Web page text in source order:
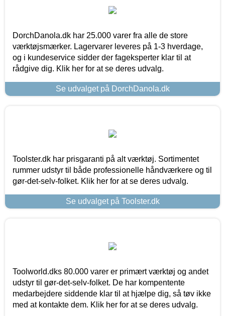
DorchDanola.dk har 25.000 varer fra alle de store
værktøjsmærker. Lagervarer leveres på 1-3 hverdage,
og i kundeservice sidder der fageksperter klar til at
rådgive dig. Klik her for at se deres udvalg.
Se udvalget på DorchDanola.dk
Toolster.dk har prisgaranti på alt værktøj. Sortimentet
rummer udstyr til både professionelle håndværkere og til
gør-det-selv-folket. Klik her for at se deres udvalg.
Se udvalget på Toolster.dk
Toolworld.dks 80.000 varer er primært værktøj og andet
udstyr til gør-det-selv-folket. De har kompentente
medarbejdere siddende klar til at hjælpe dig, så tøv ikke
med at kontakte dem. Klik her for at se deres udvalg.